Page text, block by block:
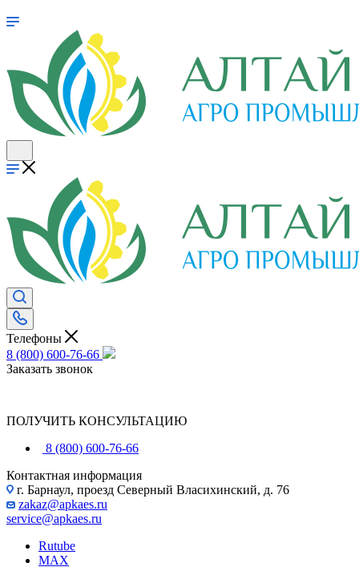
Телефоны
8 (800) 600-76-66
Заказать звонок
ПОЛУЧИТЬ КОНСУЛЬТАЦИЮ
8 (800) 600-76-66
Контактная информация
г. Барнаул, проезд Северный Власихинский, д. 76
zakaz@apkaes.ru
service@apkaes.ru
Rutube
MAX